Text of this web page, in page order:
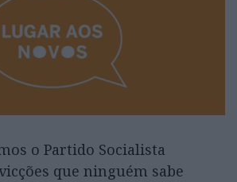
o Partido Socialista
que ninguém sabe